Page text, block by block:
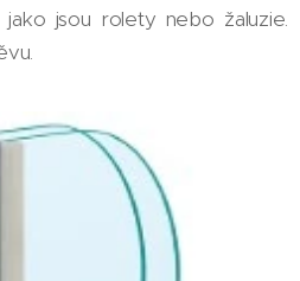
jako jsou rolety nebo žaluzie.